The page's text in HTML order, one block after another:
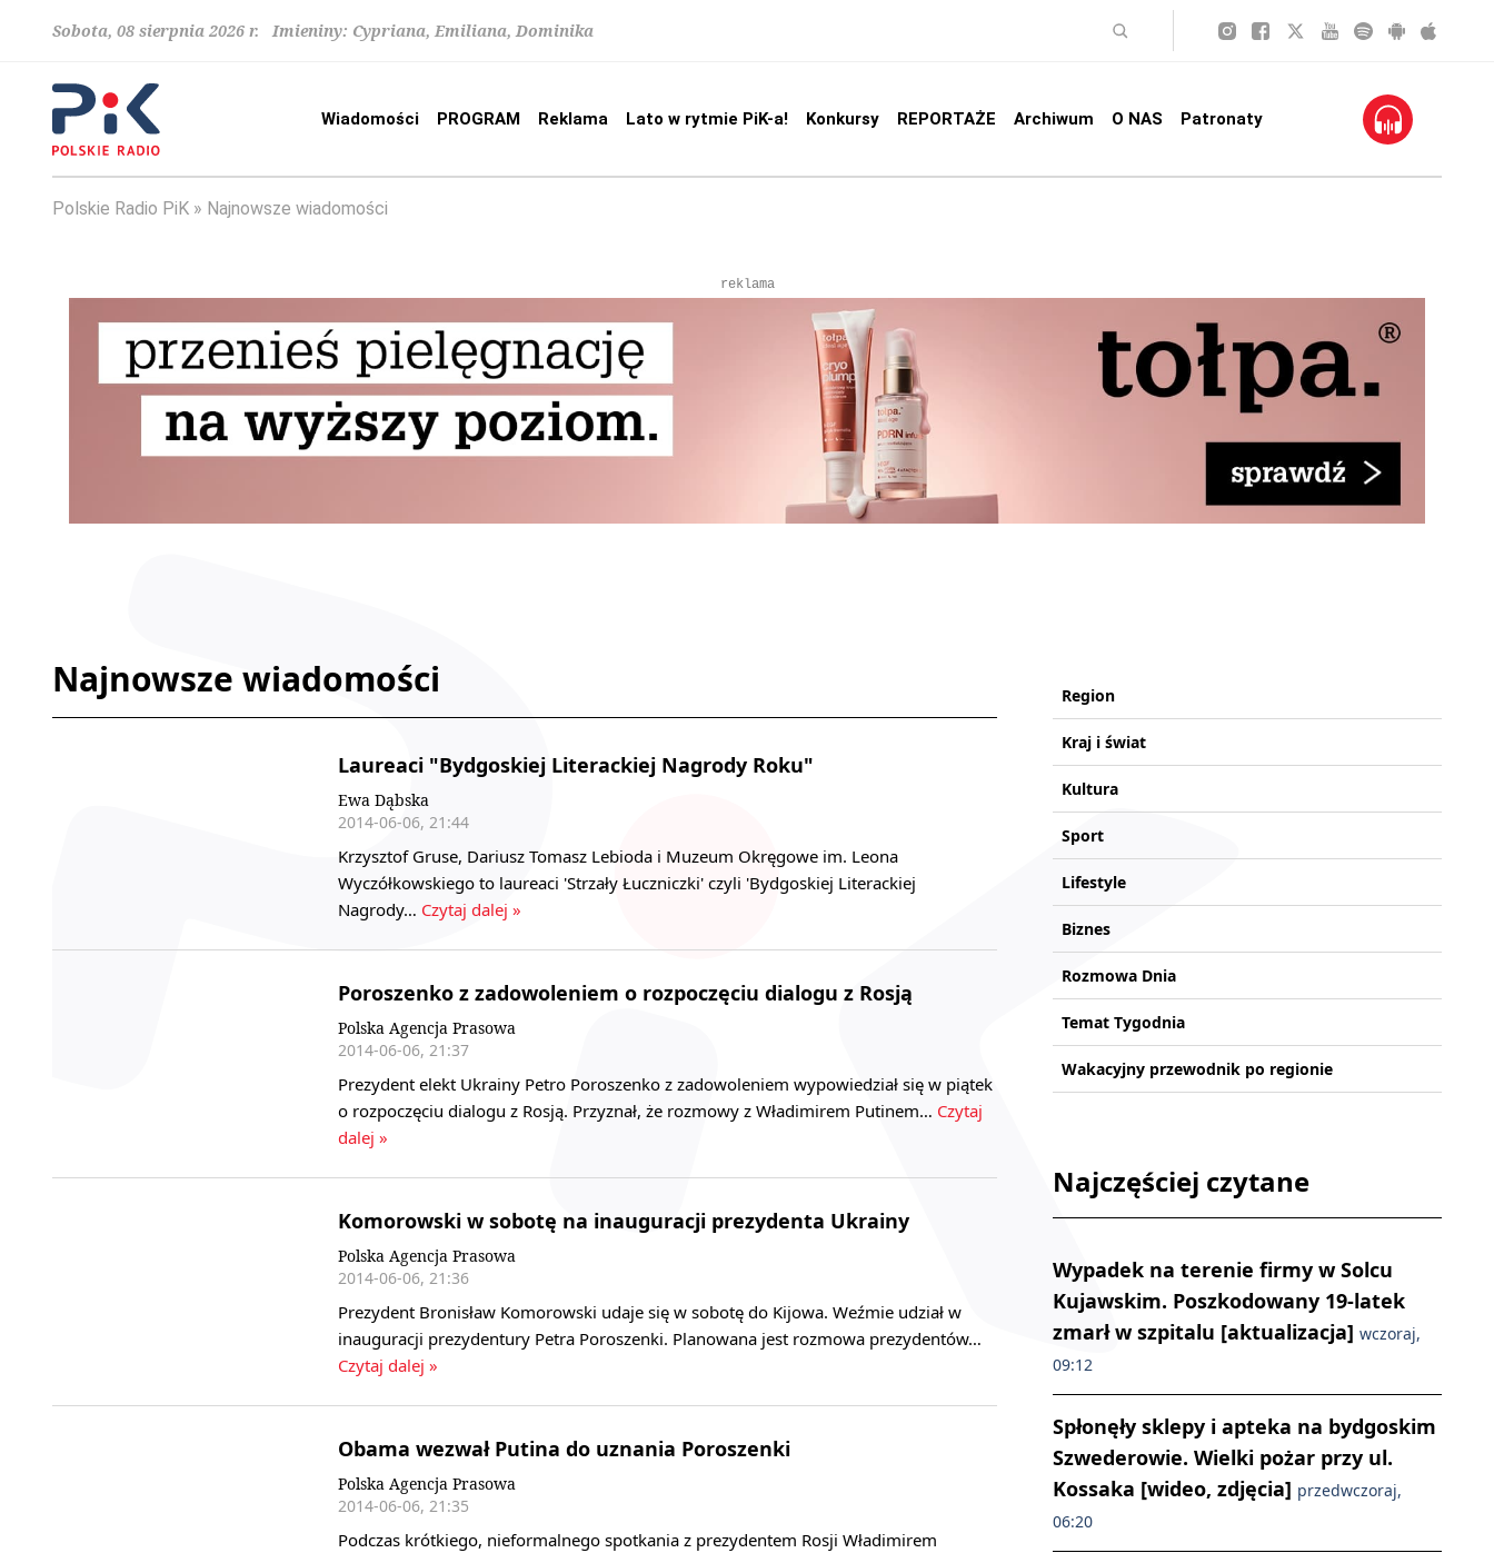
Sobota, 08 sierpnia 2026 r. Imieniny: Cypriana, Emiliana, Dominika
Wiadomości PROGRAM Reklama Lato w rytmie PiK-a! Konkursy REPORTAŻE Archiwum O NAS Patronaty
Polskie Radio PiK Najnowsze wiadomości
reklama
Najnowsze wiadomości
Laureaci "Bydgoskiej Literackiej Nagrody Roku"
Ewa Dąbska
2014-06-06, 21:44
Krzysztof Gruse, Dariusz Tomasz Lebioda i Muzeum Okręgowe im. Leona
Wyczółkowskiego to laureaci 'Strzały Łuczniczki' czyli 'Bydgoskiej Literackiej
Nagrody… Czytaj dalej »
Poroszenko z zadowoleniem o rozpoczęciu dialogu z Rosją
Polska Agencja Prasowa
2014-06-06, 21:37
Prezydent elekt Ukrainy Petro Poroszenko z zadowoleniem wypowiedział się w piątek
o rozpoczęciu dialogu z Rosją. Przyznał, że rozmowy z Władimirem Putinem… Czytaj
dalej »
Komorowski w sobotę na inauguracji prezydenta Ukrainy
Polska Agencja Prasowa
2014-06-06, 21:36
Prezydent Bronisław Komorowski udaje się w sobotę do Kijowa. Weźmie udział w
inauguracji prezydentury Petra Poroszenki. Planowana jest rozmowa prezydentów…
Czytaj dalej »
Obama wezwał Putina do uznania Poroszenki
Polska Agencja Prasowa
2014-06-06, 21:35
Podczas krótkiego, nieformalnego spotkania z prezydentem Rosji Władimirem
Region
Kraj i świat
Kultura
Sport
Lifestyle
Biznes
Rozmowa Dnia
Temat Tygodnia
Wakacyjny przewodnik po regionie
Najczęściej czytane
Wypadek na terenie firmy w Solcu
Kujawskim. Poszkodowany 19-latek
zmarł w szpitalu [aktualizacja] wczoraj,
09:12
Spłonęły sklepy i apteka na bydgoskim
Szwederowie. Wielki pożar przy ul.
Kossaka [wideo, zdjęcia] przedwczoraj,
06:20